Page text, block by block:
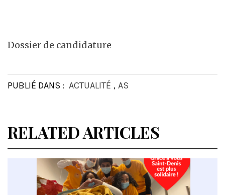
Dossier de candidature
PUBLIÉ DANS : ACTUALITÉ , AS
RELATED ARTICLES